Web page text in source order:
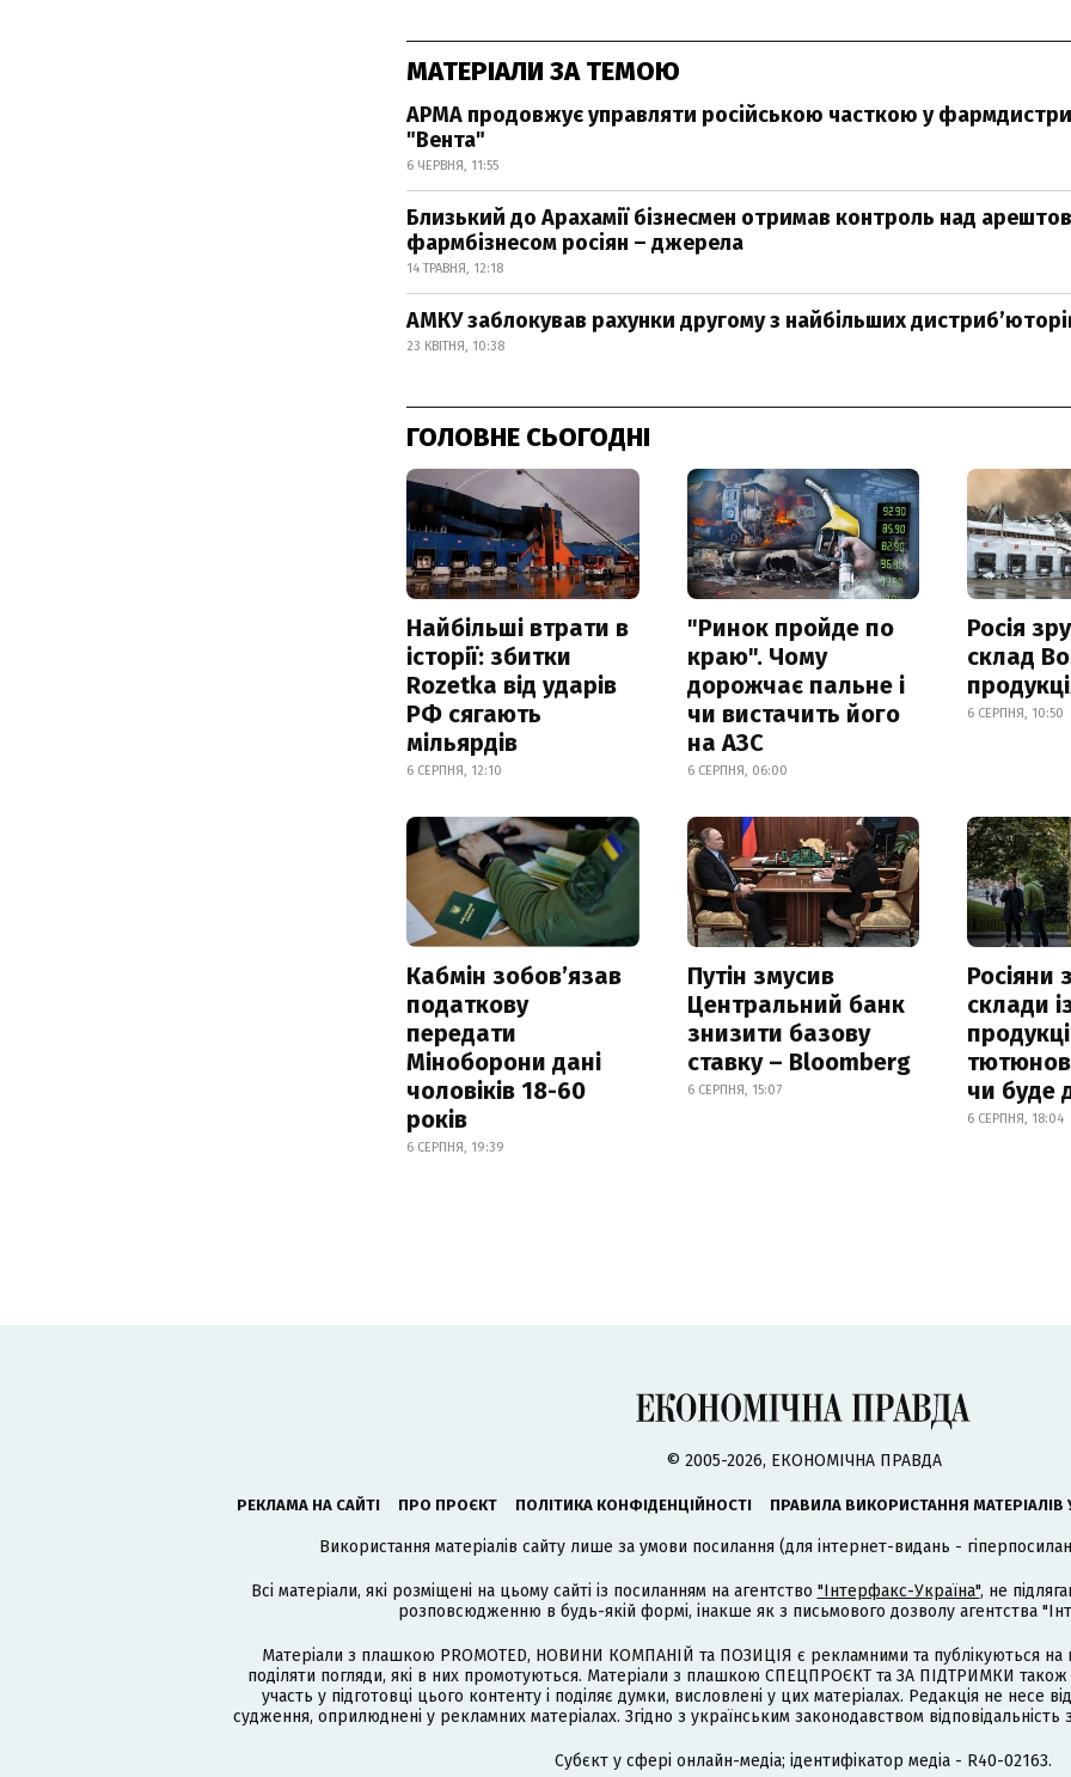
МАТЕРІАЛИ ЗА ТЕМОЮ
АРМА продовжує управляти російською часткою у
"Вента"
6 ЧЕРВНЯ, 11:55
Близький до Арахамії бізнесмен отримав контроль над
фармбізнесом росіян – джерела
14 ТРАВНЯ, 12:18
АМКУ заблокував рахунки другому з найбільших
23 КВІТНЯ, 10:38
ГОЛОВНЕ СЬОГОДНІ
Найбільші втрати в
історії: збитки
Rozetka від ударів
РФ сягають
мільярдів
6 СЕРПНЯ, 12:10
"Ринок пройде по
краю". Чому
дорожчає пальне і
чи вистачить його
на АЗС
6 СЕРПНЯ, 06:00
Росія
склад
6 СЕРПНЯ, 10:50
Кабмін зобовʼязав
податкову
передати
Міноборони дані
чоловіків 18-60
років
6 СЕРПНЯ, 19:39
Путін змусив
Центральний банк
знизити базову
ставку – Bloomberg
6 СЕРПНЯ, 15:07
Росіяни
склади
чи буде
6 СЕРПНЯ, 18:04
© 2005-2026, ЕКОНОМІЧНА ПРАВДА
РЕКЛАМА НА САЙТІ ПРО ПРОЄКТ ПОЛІТИКА КОНФІДЕНЦІЙНОСТІ ПРАВИЛА ВИКОРИСТАННЯ МАТЕРІАЛІВ
Використання матеріалів сайту лише за умови посилання (для інтернет-видань -
Всі матеріали, які розміщені на цьому сайті із посиланням на агентство "Інтерфакс-Україна", не
розповсюдженню в будь-якій формі, інакше як з письмового дозволу агентства
Матеріали з плашкою PROMOTED, НОВИНИ КОМПАНІЙ та ПОЗИЦІЯ є рекламними та публікуються на
поділяти погляди, які в них промотуються. Матеріали з плашкою СПЕЦПРОЄКТ та ЗА ПІДТРИМКИ
участь у підготовці цього контенту і поділяє думки, висловлені у цих матеріалах. Редакція не несе
судження, оприлюднені у рекламних матеріалах. Згідно з українським законодавством
Cубєкт у сфері онлайн-медіа; ідентифікатор медіа - R40-02163.